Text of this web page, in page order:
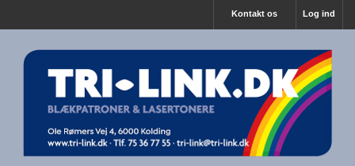
Log ind
Kontakt os